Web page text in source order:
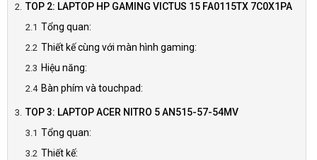
TOP 2: LAPTOP HP GAMING VICTUS 15 FA0115TX 7C0X1PA
Tổng quan:
Thiết kế cùng với màn hình gaming:
Hiệu năng:
Bàn phím và touchpad:
TOP 3: LAPTOP ACER NITRO 5 AN515-57-54MV
Tổng quan:
Thiết kế: